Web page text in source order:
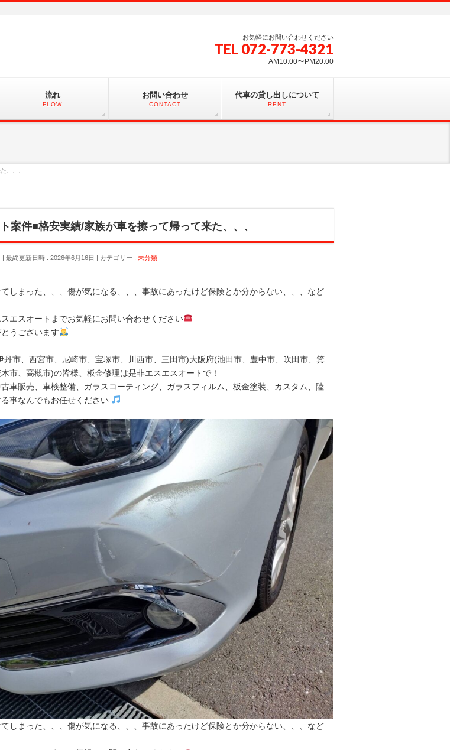
お気軽にお問い合わせください
TEL 072-773-4321
AM10:00〜PM20:00
流れ
FLOW
お問い合わせ
CONTACT
代車の貸し出しについて
RENT
、、、
案件■格安実績/家族が車を擦って帰って来た、、、
最終更新日時 : 2026年6月16日 カテゴリー : 未分類
しまった、、、傷が気になる、、、事故にあったけど保険とか分からない、、、など
エスオートまでお気軽にお問い合わせください
うございます
丹市、西宮市、尼崎市、宝塚市、川西市、三田市)大阪府(池田市、豊中市、吹田市、箕
市、高槻市)の皆様、板金修理は是非エスエスオートで！
車販売、車検整備、ガラスコーティング、ガラスフィルム、板金塗装、カスタム、陸
事なんでもお任せください
しまった、、、傷が気になる、、、事故にあったけど保険とか分からない、、、など